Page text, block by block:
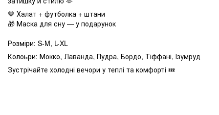
🤎 Халат + футболка + штани
🎁 Маска для сну — у подарунок
Розміри: S-M, L-XL
Колоьри: Мокко, Лаванда, Пудра, Бордо, Тіффані, Ізумруд
Зустрічайте холодні вечори у теплі та комфорті 💤